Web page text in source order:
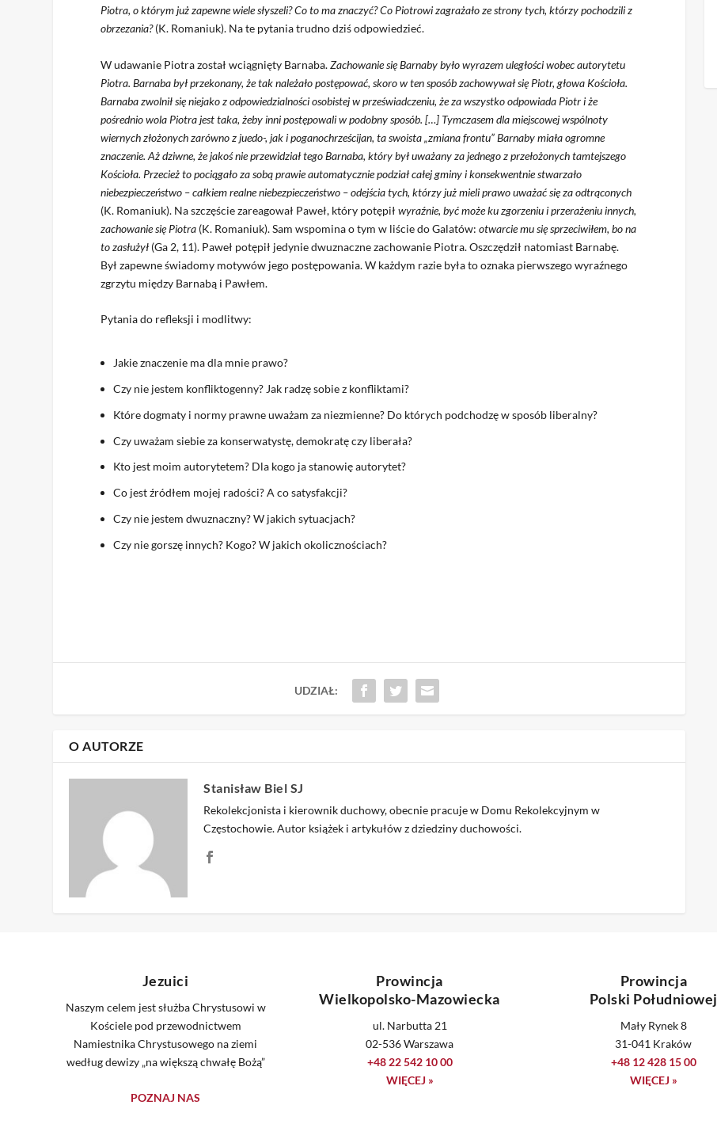
Piotra, o którym już zapewne wiele słyszeli? Co to ma znaczyć? Co Piotrowi zagrażało ze strony tych, którzy pochodzili z
obrzezania?(K. Romaniuk). Na te pytania trudno dziś odpowiedzieć.
W udawanie Piotra został wciągnięty Barnaba.Zachowanie się Barnaby było wyrazem uległości wobec autorytetu
Piotra. Barnaba był przekonany, że tak należało postępować, skoro w ten sposób zachowywał się Piotr, głowa Kościoła.
Barnaba zwolnił się niejako z odpowiedzialności osobistej w przeświadczeniu, że za wszystko odpowiada Piotr i że
pośrednio wola Piotra jest taka, żeby inni postępowali w podobny sposób. […] Tymczasem dla miejscowej wspólnoty
wiernych złożonych zarówno z juedo-, jak i poganochrześcijan, ta swoista „zmiana frontu” Barnaby miała ogromne
znaczenie. Aż dziwne, że jakoś nie przewidział tego Barnaba, który był uważany za jednego z przełożonych tamtejszego
Kościoła. Przecież to pociągało za sobą prawie automatycznie podział całej gminy i konsekwentnie stwarzało
niebezpieczeństwo – całkiem realne niebezpieczeństwo – odejścia tych, którzy już mieli prawo uważać się za odtrąconych
(K. Romaniuk). Na szczęście zareagował Paweł, który potępiłwyraźnie, być może ku zgorzeniu i przerażeniu innych,
zachowanie się Piotra (K. Romaniuk). Sam wspomina o tym w liście do Galatów:otwarcie mu się sprzeciwiłem, bo na
to zasłużył(Ga 2, 11). Paweł potępił jedynie dwuznaczne zachowanie Piotra. Oszczędził natomiast Barnabę.
Był zapewne świadomy motywów jego postępowania. W każdym razie była to oznaka pierwszego wyraźnego
zgrzytu między Barnabą i Pawłem.
Pytania do refleksji i modlitwy:
Jakie znaczenie ma dla mnie prawo?
Czy nie jestem konfliktogenny? Jak radzę sobie z konfliktami?
Które dogmaty i normy prawne uważam za niezmienne? Do których podchodzę w sposób liberalny?
Czy uważam siebie za konserwatystę, demokratę czy liberała?
Kto jest moim autorytetem? Dla kogo ja stanowię autorytet?
Co jest źródłem mojej radości? A co satysfakcji?
Czy nie jestem dwuznaczny? W jakich sytuacjach?
Czy nie gorszę innych? Kogo? W jakich okolicznościach?
UDZIAŁ:
O AUTORZE
Stanisław Biel SJ
Rekolekcjonista i kierownik duchowy, obecnie pracuje w Domu Rekolekcyjnym w
Częstochowie. Autor książek i artykułów z dziedziny duchowości.
Jezuici
Naszym celem jest służba Chrystusowi w
Kościele pod przewodnictwem
Namiestnika Chrystusowego na ziemi
według dewizy „na większą chwałę Bożą”
POZNAJ NAS
Prowincja
Wielkopolsko-Mazowiecka
ul. Narbutta 21
02-536 Warszawa
+48 22 542 10 00
WIĘCEJ »
Prowincja
Polski Południowej
Mały Rynek 8
31-041 Kraków
+48 12 428 15 00
WIĘCEJ »